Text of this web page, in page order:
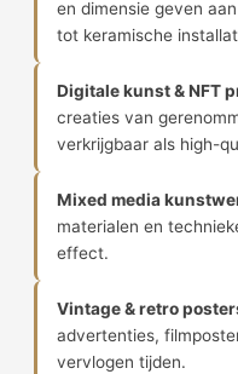
en dimensie geven
tot keramische
Digitale kunst & NFT
creaties van
verkrijgbaar als high-
Mixed media
materialen en
effect.
Vintage & retro
advertenties,
vervlogen tijden.